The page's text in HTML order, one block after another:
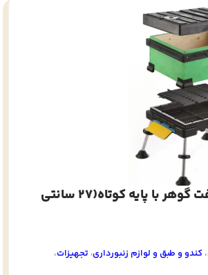
کندوی کامل هفت گوهر با پایه کوتاه(27 سانتی
کندو و طبق و لوازم زنبورداری، تجهيزات،